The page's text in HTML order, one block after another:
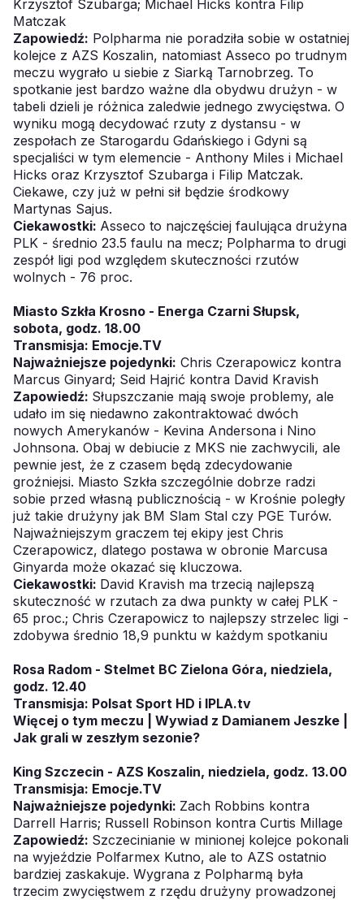
Krzysztof Szubarga; Michael Hicks kontra Filip
Matczak
Zapowiedź: Polpharma nie poradziła sobie w ostatniej
kolejce z AZS Koszalin, natomiast Asseco po trudnym
meczu wygrało u siebie z Siarką Tarnobrzeg. To
spotkanie jest bardzo ważne dla obydwu drużyn - w
tabeli dzieli je różnica zaledwie jednego zwycięstwa. O
wyniku mogą decydować rzuty z dystansu - w
zespołach ze Starogardu Gdańskiego i Gdyni są
specjaliści w tym elemencie - Anthony Miles i Michael
Hicks oraz Krzysztof Szubarga i Filip Matczak.
Ciekawe, czy już w pełni sił będzie środkowy
Martynas Sajus.
Ciekawostki: Asseco to najczęściej faulująca drużyna
PLK - średnio 23.5 faulu na mecz; Polpharma to drugi
zespół ligi pod względem skuteczności rzutów
wolnych - 76 proc.
Miasto Szkła Krosno - Energa Czarni Słupsk,
sobota, godz. 18.00
Transmisja: Emocje.TV
Najważniejsze pojedynki: Chris Czerapowicz kontra
Marcus Ginyard; Seid Hajrić kontra David Kravish
Zapowiedź: Słupszczanie mają swoje problemy, ale
udało im się niedawno zakontraktować dwóch
nowych Amerykanów - Kevina Andersona i Nino
Johnsona. Obaj w debiucie z MKS nie zachwycili, ale
pewnie jest, że z czasem będą zdecydowanie
groźniejsi. Miasto Szkła szczególnie dobrze radzi
sobie przed własną publicznością - w Krośnie poległy
już takie drużyny jak BM Slam Stal czy PGE Turów.
Najważniejszym graczem tej ekipy jest Chris
Czerapowicz, dlatego postawa w obronie Marcusa
Ginyarda może okazać się kluczowa.
Ciekawostki: David Kravish ma trzecią najlepszą
skuteczność w rzutach za dwa punkty w całej PLK -
65 proc.; Chris Czerapowicz to najlepszy strzelec ligi -
zdobywa średnio 18,9 punktu w każdym spotkaniu
Rosa Radom - Stelmet BC Zielona Góra, niedziela,
godz. 12.40
Transmisja: Polsat Sport HD i IPLA.tv
Więcej o tym meczu
Wywiad z Damianem Jeszke
Jak grali w zeszłym sezonie?
King Szczecin - AZS Koszalin, niedziela, godz. 13.00
Transmisja: Emocje.TV
Najważniejsze pojedynki: Zach Robbins kontra
Darrell Harris; Russell Robinson kontra Curtis Millage
Zapowiedź: Szczecinianie w minionej kolejce pokonali
na wyjeździe Polfarmex Kutno, ale to AZS ostatnio
bardziej zaskakuje. Wygrana z Polpharmą była
trzecim zwycięstwem z rzędu drużyny prowadzonej